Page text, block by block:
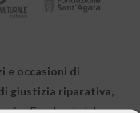
e occasioni di
giustizia riparativa,